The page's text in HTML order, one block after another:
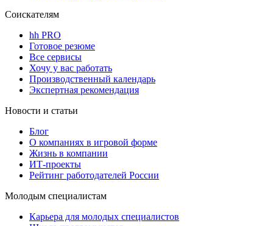
Соискателям
hh PRO
Готовое резюме
Все сервисы
Хочу у вас работать
Производственный календарь
Экспертная рекомендация
Новости и статьи
Блог
О компаниях в игровой форме
Жизнь в компании
ИТ-проекты
Рейтинг работодателей России
Молодым специалистам
Карьера для молодых специалистов